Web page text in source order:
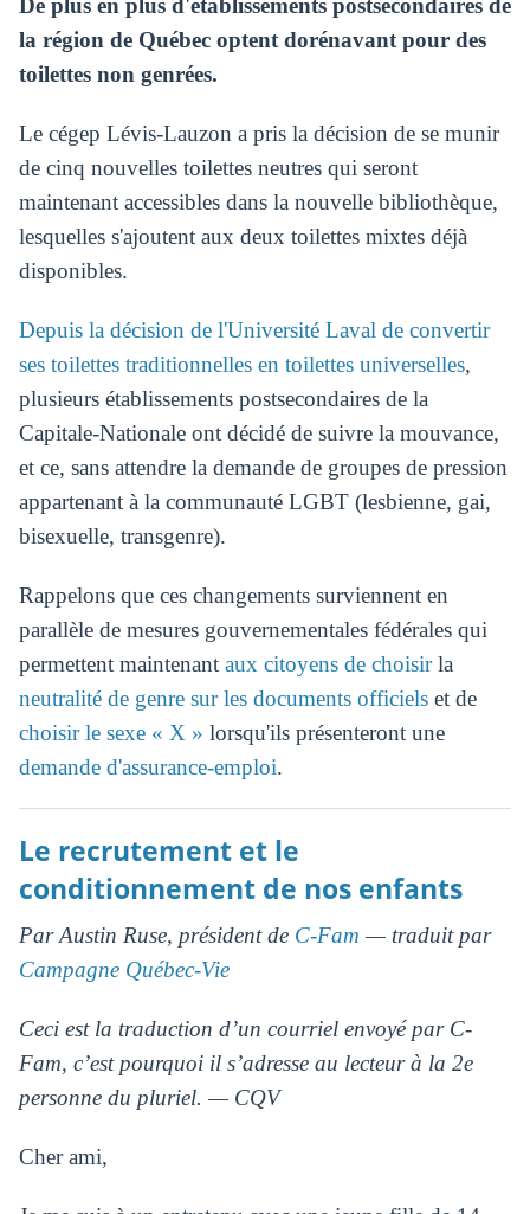
De plus en plus d'établissements postsecondaires de
la région de Québec optent dorénavant pour des
toilettes non genrées.
Le cégep Lévis-Lauzon a pris la décision de se munir
de cinq nouvelles toilettes neutres qui seront
maintenant accessibles dans la nouvelle bibliothèque,
lesquelles s'ajoutent aux deux toilettes mixtes déjà
disponibles.
Depuis la décision de l'Université Laval de convertir
ses toilettes traditionnelles en toilettes universelles,
plusieurs établissements postsecondaires de la
Capitale-Nationale ont décidé de suivre la mouvance,
et ce, sans attendre la demande de groupes de pression
appartenant à la communauté LGBT (lesbienne, gai,
bisexuelle, transgenre).
Rappelons que ces changements surviennent en
parallèle de mesures gouvernementales fédérales qui
permettent maintenant aux citoyens de choisirla
neutralité de genre sur les documents officielset de
choisir le sexe « X » lorsqu'ils présenteront une
demande d'assurance-emploi.
Le recrutement et le
conditionnement de nos enfants
Par Austin Ruse, président de C-Fam — traduit par
Campagne Québec-Vie
Ceci est la traduction d’un courriel envoyé par C-
Fam, c’est pourquoi il s’adresse au lecteur à la 2e
personne du pluriel. — CQV
Cher ami,